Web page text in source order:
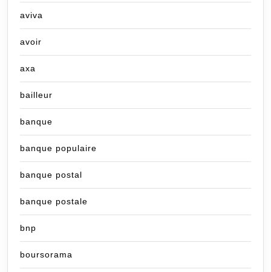
aviva
avoir
axa
bailleur
banque
banque populaire
banque postal
banque postale
bnp
boursorama